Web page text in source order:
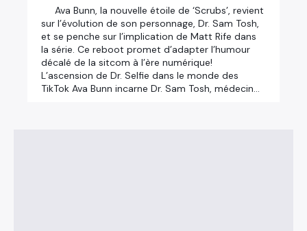
Ava Bunn, la nouvelle étoile de ‘Scrubs’, revient
sur l’évolution de son personnage, Dr. Sam Tosh,
et se penche sur l’implication de Matt Rife dans
la série. Ce reboot promet d’adapter l’humour
décalé de la sitcom à l’ère numérique!
L’ascension de Dr. Selfie dans le monde des
TikTok Ava Bunn incarne Dr. Sam Tosh, médecin…